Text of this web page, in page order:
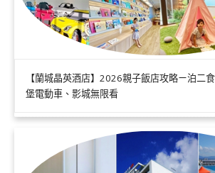
【蘭城晶英酒店】2026親子飯店攻略ㄧ泊二
堡電動車、影城無限看